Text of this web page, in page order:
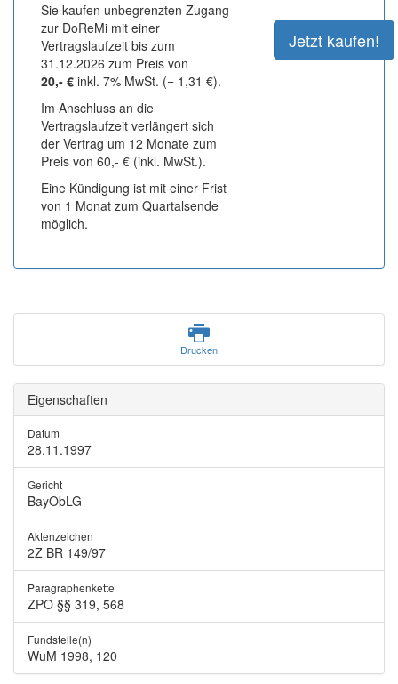
Sie kaufen unbegrenzten Zugang
zur DoReMi mit einer
Vertragslaufzeit bis zum
31.12.2026 zum Preis von
20,- € inkl. 7% MwSt. (= 1,31 €).
Im Anschluss an die
Vertragslaufzeit verlängert sich
der Vertrag um 12 Monate zum
Preis von 60,- € (inkl. MwSt.).
Eine Kündigung ist mit einer Frist
von 1 Monat zum Quartalsende
möglich.
Drucken
Eigenschaften
Datum
28.11.1997
Gericht
BayObLG
Aktenzeichen
2Z BR 149/97
Paragraphenkette
ZPO §§ 319, 568
Fundstelle(n)
WuM 1998, 120